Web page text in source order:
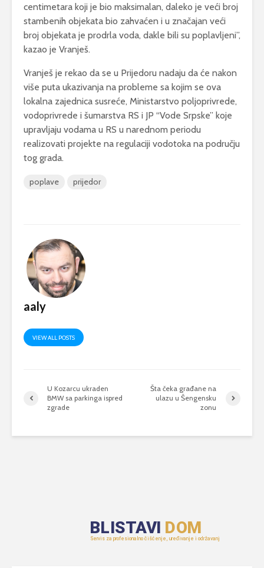
centimetara koji je bio maksimalan, daleko je veći broj
stambenih objekata bio zahvaćen i u značajan veći
broj objekata je prodrla voda, dakle bili su poplavljeni”,
kazao je Vranješ.
Vranješ je rekao da se u Prijedoru nadaju da će nakon
više puta ukazivanja na probleme sa kojim se ova
lokalna zajednica susreće, Ministarstvo poljoprivrede,
vodoprivrede i šumarstva RS i JP “Vode Srpske” koje
upravljaju vodama u RS u narednom periodu
realizovati projekte na regulaciji vodotoka na području
tog grada.
poplave prijedor
aaly
VIEW ALL POSTS
U Kozarcu ukraden
BMW sa parkinga ispred
zgrade
Šta čeka građane na
ulazu u Šengensku
zonu